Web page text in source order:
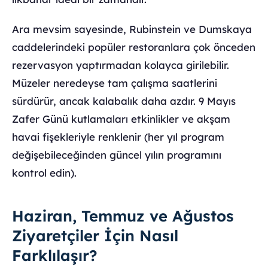
Ara mevsim sayesinde, Rubinstein ve Dumskaya
caddelerindeki popüler restoranlara çok önceden
rezervasyon yaptırmadan kolayca girilebilir.
Müzeler neredeyse tam çalışma saatlerini
sürdürür, ancak kalabalık daha azdır. 9 Mayıs
Zafer Günü kutlamaları etkinlikler ve akşam
havai fişekleriyle renklenir (her yıl program
değişebileceğinden güncel yılın programını
kontrol edin).
Haziran, Temmuz ve Ağustos
Ziyaretçiler İçin Nasıl
Farklılaşır?